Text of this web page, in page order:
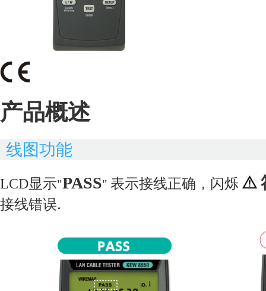
产品概述
线图功能
LCD显示"PASS" 表示接线正确，闪烁
接线错误.